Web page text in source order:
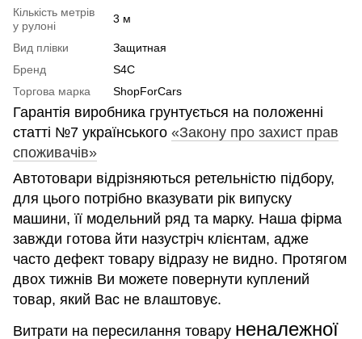
Кількість метрів
у рулоні
3 м
Вид плівки
Защитная
Бренд
S4C
Торгова марка
ShopForCars
Гарантія виробника грунтується на положенні
статті №7 українського «Закону про захист прав
споживачів»
Автотовари відрізняються ретельністю підбору,
для цього потрібно вказувати рік випуску
машини, її модельний ряд та марку. Наша фірма
завжди готова йти назустріч клієнтам, адже
часто дефект товару відразу не видно. Протягом
двох тижнів Ви можете повернути куплений
товар, який Вас не влаштовує.
Витрати на пересилання товару неналежної